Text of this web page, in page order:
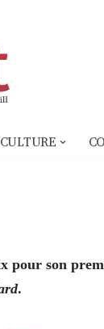
CULTURE
pour son
.